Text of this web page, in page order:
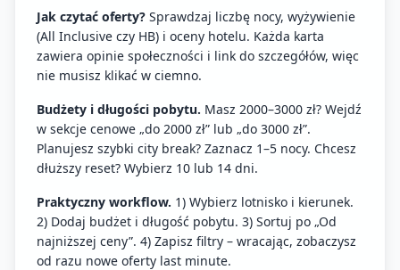
Jak czytać oferty? Sprawdzaj liczbę nocy, wyżywienie
(All Inclusive czy HB) i oceny hotelu. Każda karta
zawiera opinie społeczności i link do szczegółów, więc
nie musisz klikać w ciemno.
Budżety i długości pobytu. Masz 2000–3000 zł? Wejdź
w sekcje cenowe „do 2000 zł” lub „do 3000 zł”.
Planujesz szybki city break? Zaznacz 1–5 nocy. Chcesz
dłuższy reset? Wybierz 10 lub 14 dni.
Praktyczny workflow. 1) Wybierz lotnisko i kierunek.
2) Dodaj budżet i długość pobytu. 3) Sortuj po „Od
najniższej ceny”. 4) Zapisz filtry – wracając, zobaczysz
od razu nowe oferty last minute.